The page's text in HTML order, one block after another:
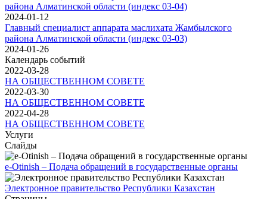
района Алматинской области (индекс 03-04)
2024-01-12
Главный специалист аппарата маслихата Жамбылского
района Алматинской области (индекс 03-03)
2024-01-26
Календарь событий
2022-03-28
НА ОБЩЕСТВЕННОМ СОВЕТЕ
2022-03-30
НА ОБЩЕСТВЕННОМ СОВЕТЕ
2022-04-28
НА ОБЩЕСТВЕННОМ СОВЕТЕ
Услуги
Слайды
e-Otinish – Подача обращений в государственные органы
Электронное правительство Республики Казахстан